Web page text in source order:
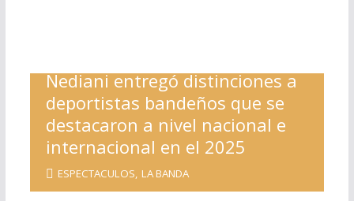
Nediani entregó distinciones a
deportistas bandeños que se
destacaron a nivel nacional e
internacional en el 2025
ESPECTACULOS, LA BANDA